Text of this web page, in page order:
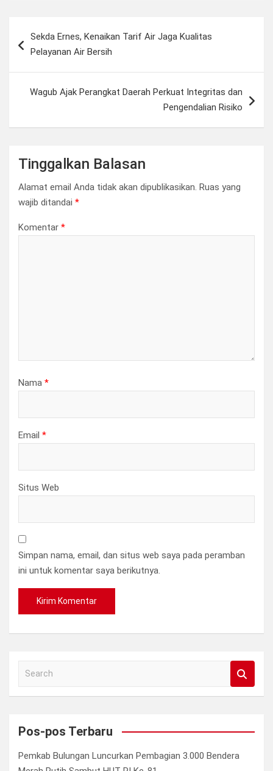
posSekda Ernes, Kenaikan Tarif Air Jaga Kualitas
Pelayanan Air Bersih
Wagub Ajak Perangkat Daerah Perkuat Integritas dan
Pengendalian Risiko
Tinggalkan Balasan
Alamat email Anda tidak akan dipublikasikan. Ruas yang
wajib ditandai *
Komentar *
Nama *
Email *
Situs Web
Simpan nama, email, dan situs web saya pada peramban
ini untuk komentar saya berikutnya.
a
c
Pos-pos Terbaru
Pemkab Bulungan Luncurkan Pembagian 3.000 Bendera